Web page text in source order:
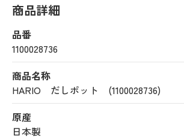
商品詳細
品番
1100028736
商品名称
HARIO だしポット (1100028736)
原産
日本製